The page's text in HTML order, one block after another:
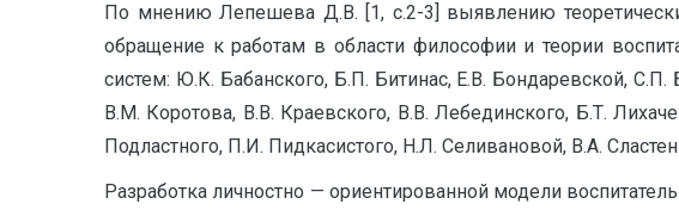
По мнению Лепешева Д.В. [1, с.2-3] выявлению
обращение к работам в области философии и теории
систем: Ю.К. Бабанского, Б.П. Битинас, Е.В. Бондаревской,
В.М. Коротова, В.В. Краевского, В.В. Лебединского, Б.Т.
Подластного, П.И. Пидкасистого, Н.Л. Селивановой, В.А.
Разработка личностно — ориентированной модели